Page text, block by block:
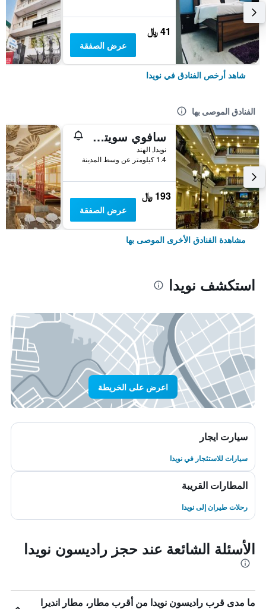
41 ﷼
عرض الصفقة
شاهد أرخص الفنادق في نويدا
الفنادق الموصى بها
سافوي سويتس نويدا
نويدا, الهند
1.4 كيلومتر عن وسط المدينة
193 ﷼
عرض الصفقة
مشاهدة الفنادق الأخرى الموصى بها
استكشف نويدا
اعرض على الخريطة
سيارت ايجار
سيارات للاستئجار في نويدا
المطارات القريبة
رحلات طيران إلى نويدا
الأسئلة الشائعة عند حجز راديسون نويدا
ما مدى قرب راديسون نويدا من أقرب مطار، مطار انديرا